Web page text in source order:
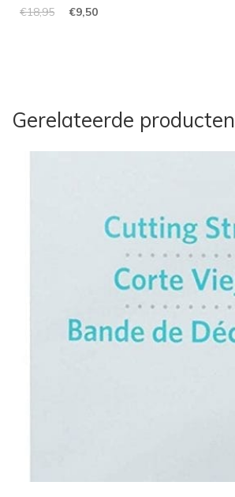
€18,95 €9,50
Gerelateerde producten